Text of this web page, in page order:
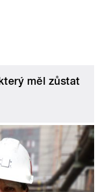
měl zůstat